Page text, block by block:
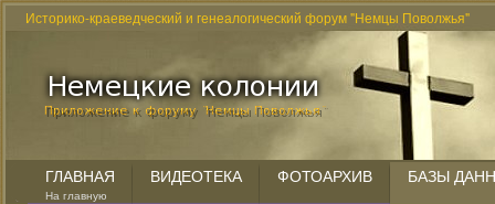
Историко-краеведческий и генеалогический форум "Немцы Поволжья"
ГЛАВНАЯ
На главную
ВИДЕОТЕКА ФОТОАРХИВ БАЗЫ